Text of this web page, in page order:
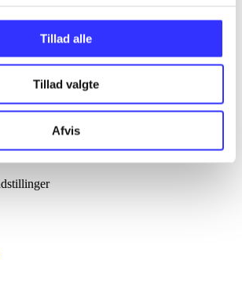
Tillad alle
Tillad valgte
Afvis
indgang til alle danske bibliotekers
og låne på dit eget bibliotek. Du kan bruge
frem, hvad der er udgivet af bøger, musik,
bøger, lydbøger osv. Bibliotek.dk er altså ikke
en database og service over hvad der findes